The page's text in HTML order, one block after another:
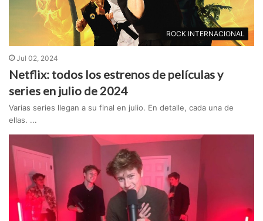
ROCK INTERNACIONAL
Jul 02, 2024
Netflix: todos los estrenos de películas y
series en julio de 2024
Varias series llegan a su final en julio. En detalle, cada una de
ellas. ...